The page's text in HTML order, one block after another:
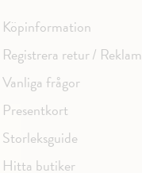
Köpinformation
Registrera retur /
Vanliga frågor
Presentkort
Storleksguide
Hitta butiker